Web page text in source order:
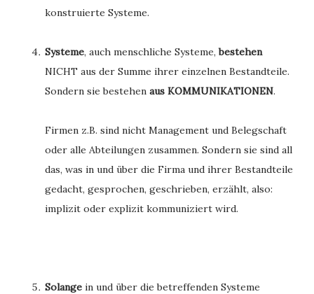
konstruierte Systeme.
Systeme, auch menschliche Systeme,bestehen
NICHT aus der Summe ihrer einzelnen Bestandteile.
Sondern sie bestehen aus KOMMUNIKATIONEN.
Firmen z.B. sind nicht Management und Belegschaft
oder alle Abteilungen zusammen. Sondern sie sind all
das, was in und über die Firma und ihrer Bestandteile
gedacht, gesprochen, geschrieben, erzählt, also:
implizit oder explizit kommuniziert wird.
Solange in und über die betreffenden Systeme